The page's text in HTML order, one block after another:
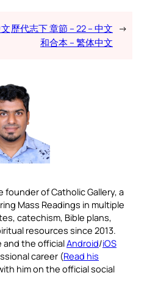
歷代志下 章節 – 22 – 中文
和合本 – 繁体中文
→
of Catholic Gallery, a
Mass Readings in multiple
catechism, Bible plans,
resources since 2013.
and the officialAndroid/iOS
career (Read his
him on the official social